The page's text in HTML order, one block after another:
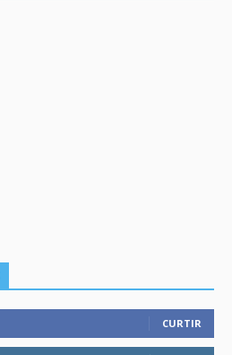
CURTIR